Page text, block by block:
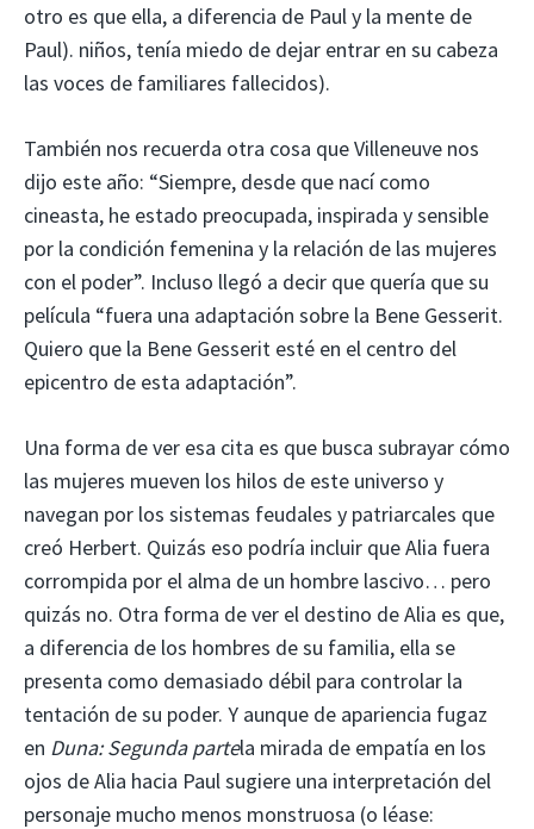
otro es que ella, a diferencia de Paul y la mente de
Paul). niños, tenía miedo de dejar entrar en su cabeza
las voces de familiares fallecidos).
También nos recuerda otra cosa que Villeneuve nos
dijo este año: “Siempre, desde que nací como
cineasta, he estado preocupada, inspirada y sensible
por la condición femenina y la relación de las mujeres
con el poder”. Incluso llegó a decir que quería que su
película “fuera una adaptación sobre la Bene Gesserit.
Quiero que la Bene Gesserit esté en el centro del
epicentro de esta adaptación”.
Una forma de ver esa cita es que busca subrayar cómo
las mujeres mueven los hilos de este universo y
navegan por los sistemas feudales y patriarcales que
creó Herbert. Quizás eso podría incluir que Alia fuera
corrompida por el alma de un hombre lascivo… pero
quizás no. Otra forma de ver el destino de Alia es que,
a diferencia de los hombres de su familia, ella se
presenta como demasiado débil para controlar la
tentación de su poder. Y aunque de apariencia fugaz
en Duna: Segunda partela mirada de empatía en los
ojos de Alia hacia Paul sugiere una interpretación del
personaje mucho menos monstruosa (o léase: